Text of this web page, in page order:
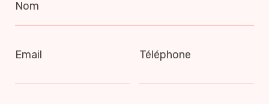
Nom
Email Téléphone